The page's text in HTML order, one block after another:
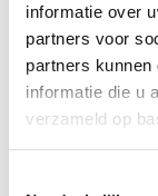
informatie over
partners voor
partners
informatie die u
verzameld op